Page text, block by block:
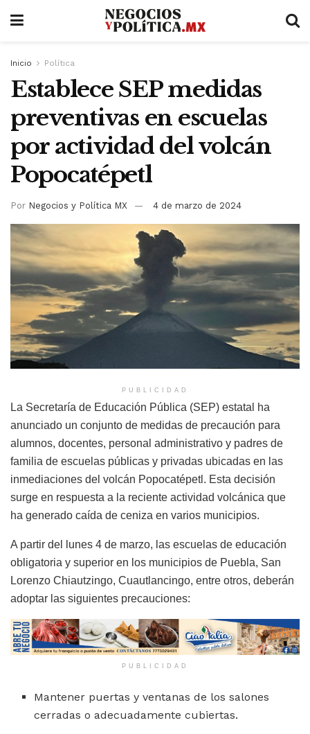
Inicio Política
Establece SEP medidas
preventivas en escuelas
por actividad del volcán
Popocatépetl
Por Negocios y Política MX 4 de marzo de 2024
PUBLICIDAD
La Secretaría de Educación Pública (SEP) estatal ha
anunciado un conjunto de medidas de precaución para
alumnos, docentes, personal administrativo y padres de
familia de escuelas públicas y privadas ubicadas en las
inmediaciones del volcán Popocatépetl. Esta decisión
surge en respuesta a la reciente actividad volcánica que
ha generado caída de ceniza en varios municipios.
A partir del lunes 4 de marzo, las escuelas de educación
obligatoria y superior en los municipios de Puebla, San
Lorenzo Chiautzingo, Cuautlancingo, entre otros, deberán
adoptar las siguientes precauciones:
PUBLICIDAD
Mantener puertas y ventanas de los salones
cerradas o adecuadamente cubiertas.